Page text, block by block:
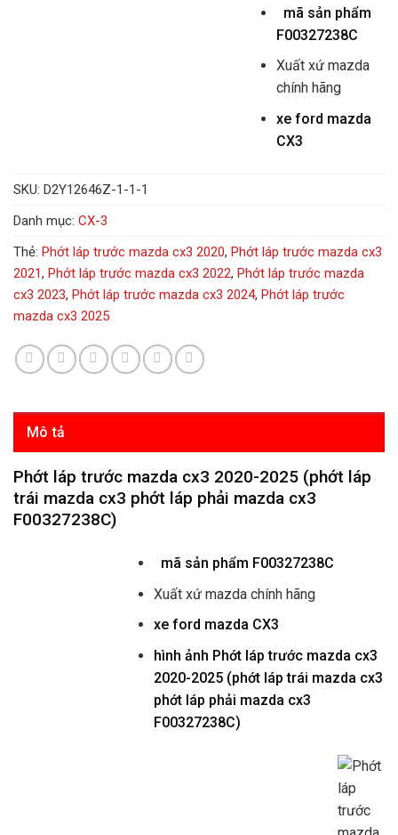
mã sản phẩm
F00327238C
Xuất xứ mazda
chính hãng
xe ford mazda
CX3
SKU: D2Y12646Z-1-1-1
Danh mục: CX-3
Thẻ: Phớt láp trước mazda cx3 2020, Phớt láp trước mazda cx3
2021, Phớt láp trước mazda cx3 2022, Phớt láp trước mazda
cx3 2023, Phớt láp trước mazda cx3 2024, Phớt láp trước
mazda cx3 2025
Mô tả
Phớt láp trước mazda cx3 2020-2025 (phớt láp
trái mazda cx3 phớt láp phải mazda cx3
F00327238C)
mã sản phẩm F00327238C
Xuất xứ mazda chính hãng
xe ford mazda CX3
hình ảnh Phớt láp trước mazda cx3
2020-2025 (phớt láp trái mazda cx3
phớt láp phải mazda cx3
F00327238C)